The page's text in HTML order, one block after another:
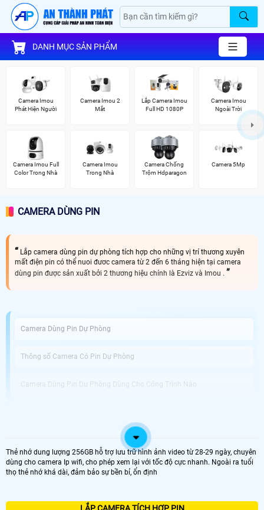
DANH MỤC SẢN PHẨM
Camera Imou
Phát Hiện Người
Camera Imou 2
Mắt
Lắp Camera Imou
Full HD 1080P
Camera Imou
Ngoài Trời
Camera Imou Full
Color Trong Nhà
Camera Imou
Trong Nhà
Camera Chống
Trộm Hdparagon
Camera 5Mp
CAMERA DÙNG PIN
Lắp camera dùng pin dự phòng tích hợp cho những vị trí thương xuyên
mất điện pin có thể nuoi đươc camera từ 2 đến 6 tháng hiện tại camera
dùng pin được sản xuất bởi 2 thương hiệu chính là Ezviz và Imou .
Camera Dùng Pin Dự Phòng
Thông số Camera Có Pin Dự Phòng
Camera Dùng Pin Dự Phòng Dùng Cho Công Trình Nào
Được phát triển với công nghệ tiên tiến, Camera Tích Hợp Pin Dự Phòng không
chỉ là thiết bị giám sát vị trí chuyên dụng mà còn giải pháp hoàn hảo cho
những tình huống mất điện hoặc thiếu nguồn điện. Với khả năng hoạt động
dựa trên pin tích hợp, bạn có thể dễ dàng di chuyển và sử dụng camera tại
phân giải Full HD 1080P, giúp bạn quan sát mọi chi tiết một cách rõ nét và sắc
Thẻ nhớ dung lượng 256GB hỗ trợ lưu trữ hình ảnh video từ 28-29 ngày, chuyên
dùng cho camera Ip wifi, cho phép xem lại với tốc độ cực nhanh. Ngoài ra tuổi
thọ thẻ nhớ khá dài, đảm bảo sự bền bỉ, ổn định